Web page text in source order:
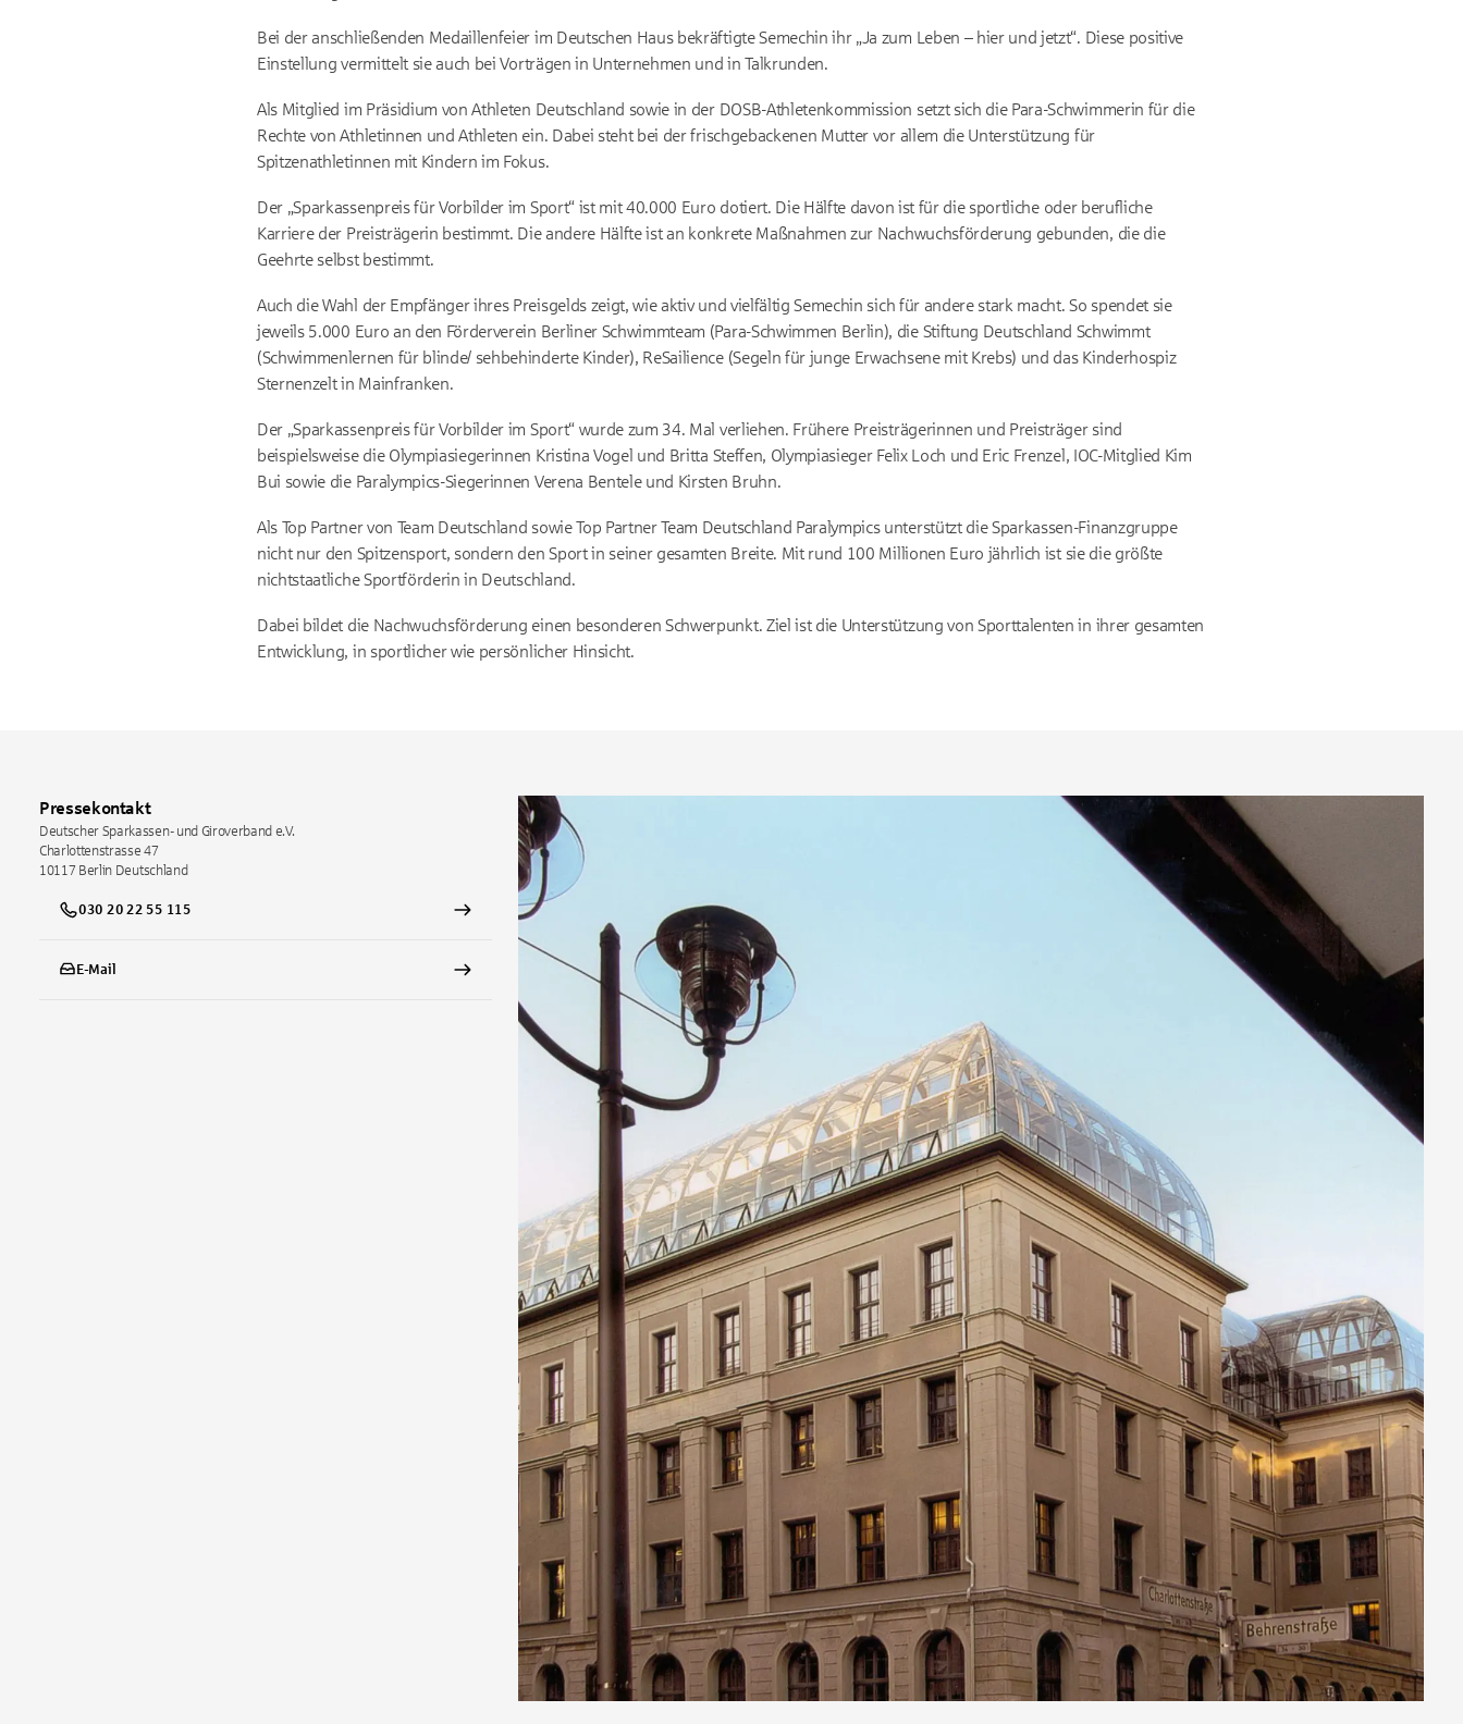
Bei der anschließenden Medaillenfeier im Deutschen Haus bekräftigte Semechin ihr „Ja zum Leben – hier und jetzt“. Diese positive
Einstellung vermittelt sie auch bei Vorträgen in Unternehmen und in Talkrunden.
Als Mitglied im Präsidium von Athleten Deutschland sowie in der DOSB-Athletenkommission setzt sich die Para-Schwimmerin für die
Rechte von Athletinnen und Athleten ein. Dabei steht bei der frischgebackenen Mutter vor allem die Unterstützung für
Spitzenathletinnen mit Kindern im Fokus.
Der „Sparkassenpreis für Vorbilder im Sport“ ist mit 40.000 Euro dotiert. Die Hälfte davon ist für die sportliche oder berufliche
Karriere der Preisträgerin bestimmt. Die andere Hälfte ist an konkrete Maßnahmen zur Nachwuchsförderung gebunden, die die
Geehrte selbst bestimmt.
Auch die Wahl der Empfänger ihres Preisgelds zeigt, wie aktiv und vielfältig Semechin sich für andere stark macht. So spendet sie
jeweils 5.000 Euro an den Förderverein Berliner Schwimmteam (Para-Schwimmen Berlin), die Stiftung Deutschland Schwimmt
(Schwimmenlernen für blinde/ sehbehinderte Kinder), ReSailience (Segeln für junge Erwachsene mit Krebs) und das Kinderhospiz
Sternenzelt in Mainfranken.
Der „Sparkassenpreis für Vorbilder im Sport“ wurde zum 34. Mal verliehen. Frühere Preisträgerinnen und Preisträger sind
beispielsweise die Olympiasiegerinnen Kristina Vogel und Britta Steffen, Olympiasieger Felix Loch und Eric Frenzel, IOC-Mitglied Kim
Bui sowie die Paralympics-Siegerinnen Verena Bentele und Kirsten Bruhn.
Als Top Partner von Team Deutschland sowie Top Partner Team Deutschland Paralympics unterstützt die Sparkassen-Finanzgruppe
nicht nur den Spitzensport, sondern den Sport in seiner gesamten Breite. Mit rund 100 Millionen Euro jährlich ist sie die größte
nichtstaatliche Sportförderin in Deutschland.
Dabei bildet die Nachwuchsförderung einen besonderen Schwerpunkt. Ziel ist die Unterstützung von Sporttalenten in ihrer gesamten
Entwicklung, in sportlicher wie persönlicher Hinsicht.
Pressekontakt
Deutscher Sparkassen- und Giroverband e.V.
Charlottenstrasse 47
10117 Berlin Deutschland
030 20 22 55 115
E-Mail